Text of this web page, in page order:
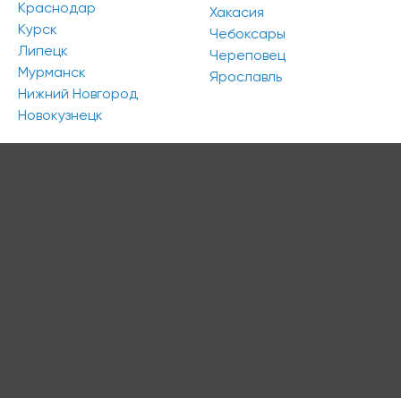
Краснодар
Курск
Липецк
Мурманск
Нижний Новгород
Новокузнецк
Хакасия
Чебоксары
Череповец
Ярославль